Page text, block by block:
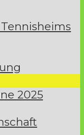
2025